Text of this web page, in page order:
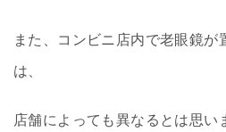
また、コンビニ店内で老眼鏡が
は、
店舗によっても異なるとは思い